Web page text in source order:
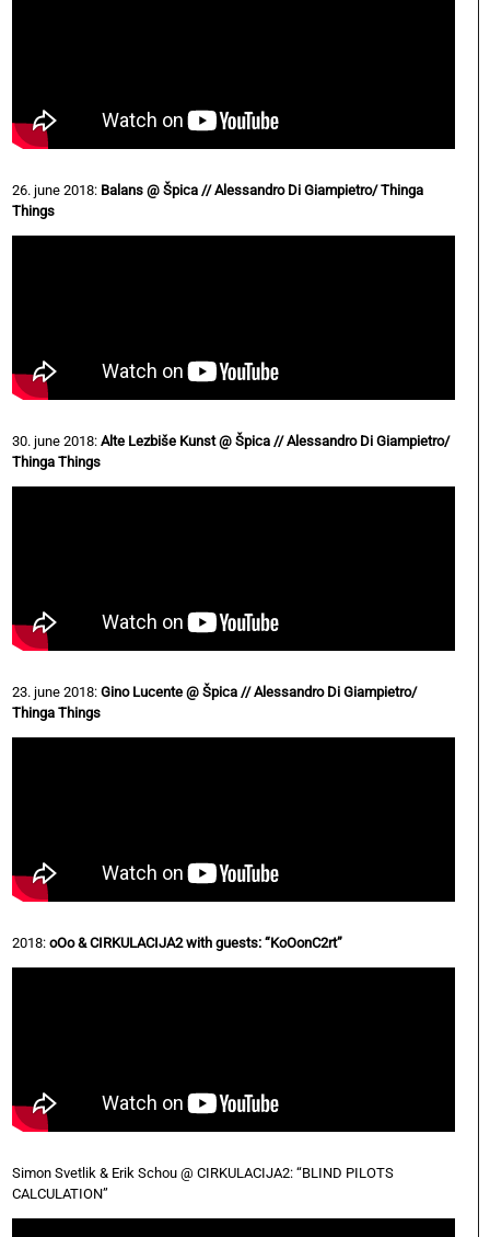
26. june 2018: Balans @ Špica // Alessandro Di Giampietro/ Thinga
Things
30. june 2018: Alte Lezbiše Kunst @ Špica // Alessandro Di Giampietro/
Thinga Things
23. june 2018: Gino Lucente @ Špica // Alessandro Di Giampietro/
Thinga Things
2018: oOo & CIRKULACIJA2 with guests: “KoOonC2rt”
Simon Svetlik & Erik Schou @ CIRKULACIJA2: “BLIND PILOTS
CALCULATION”